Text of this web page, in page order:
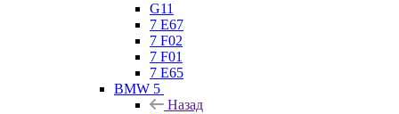
G11
7 Е67
7 F02
7 F01
7 E65
BMW 5
Назад